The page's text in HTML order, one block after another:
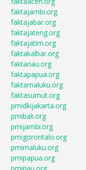
faktajambi.org
faktajabar.org
faktajateng.org
faktajatim.org
faktakalbar.org
faktariau.org
faktapapua.org
faktamaluku.org
faktasumut.org
pmidkijakarta.org
pmibali.org
pmijambi.org
pmigorontalo.org
pmimaluku.org
pmipapua.org